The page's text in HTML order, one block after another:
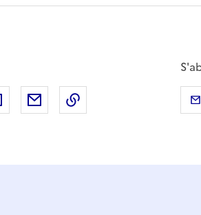
sur X (anciennement Twitter)
Partager sur LinkedIn
Partager par email
Copier dans le